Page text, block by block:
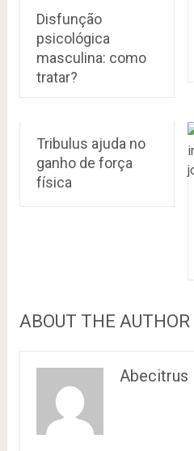
Disfunção
psicológica
masculina: como
tratar?
Tribulus ajuda no
ganho de força
física
ABOUT THE AUTHOR
Abecitrus